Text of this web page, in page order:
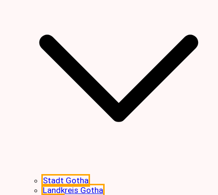
Stadt Gotha
Landkreis Gotha